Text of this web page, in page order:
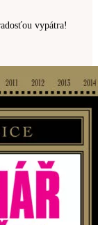
vypátra!